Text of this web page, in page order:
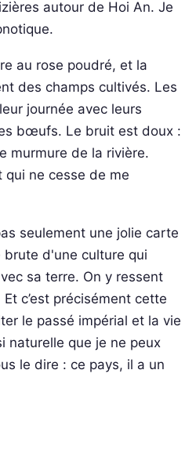
autour de Hoi An. Je
au rose poudré, et la
des champs cultivés. Les
journée avec leurs
bœufs. Le bruit est doux :
murmure de la rivière.
ne cesse de me
seulement une jolie carte
d'une culture qui
sa terre. On y ressent
c’est précisément cette
le passé impérial et la vie
naturelle que je ne peux
le dire : ce pays, il a un